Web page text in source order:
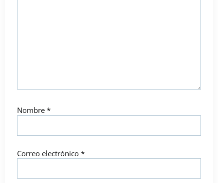
Nombre *
Correo electrónico *